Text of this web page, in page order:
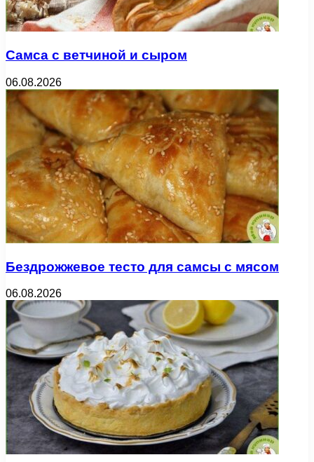
Самса с ветчиной и сыром
06.08.2026
Бездрожжевое тесто для самсы с мясом
06.08.2026